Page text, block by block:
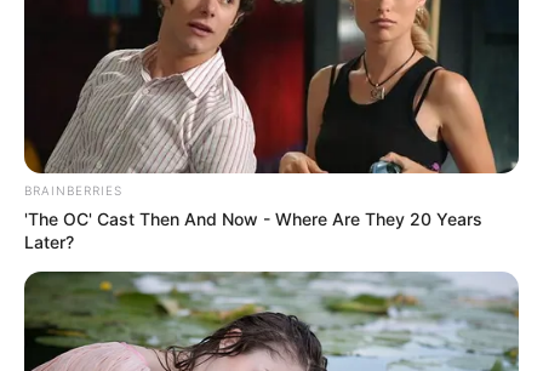
BRAINBERRIES
'The OC' Cast Then And Now - Where Are They 20 Years
Later?